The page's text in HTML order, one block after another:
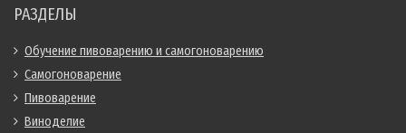
РАЗДЕЛЫ
Обучение пивоварению и самогоноварению
Самогоноварение
Пивоварение
Виноделие